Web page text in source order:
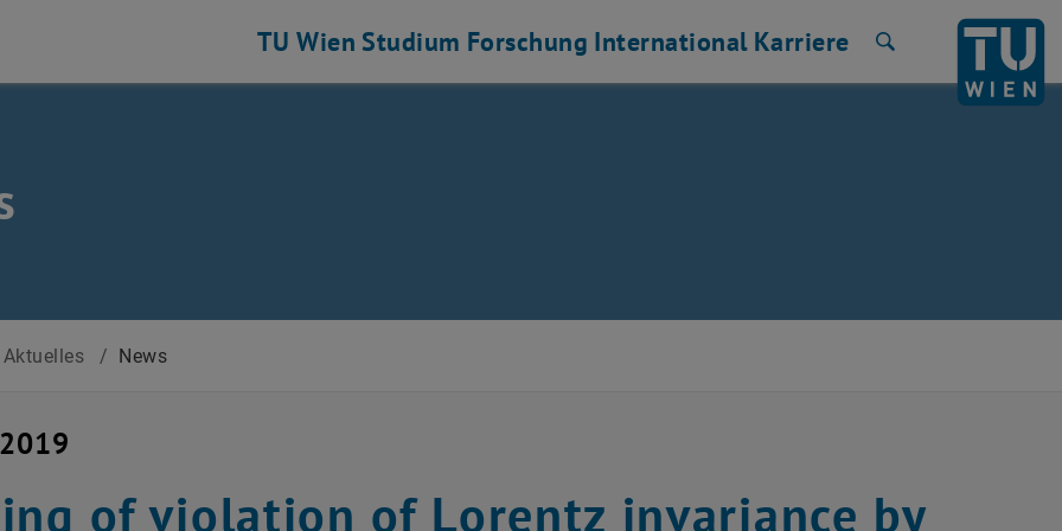
TU Wien Studium Forschung International Karriere
Aktuelles / News
of violation of Lorentz invariance by